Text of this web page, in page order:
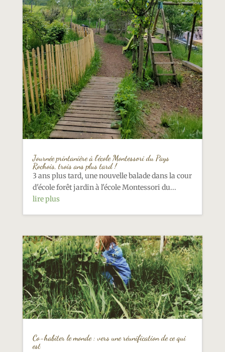
Journée printanière à l’école Montessori du Pays
Rochois, trois ans plus tard !
3 ans plus tard, une nouvelle balade dans la cour
d'école forêt jardin à l'école Montessori du...
lire plus
Co-habiter le monde : vers une réunification de ce qui
est